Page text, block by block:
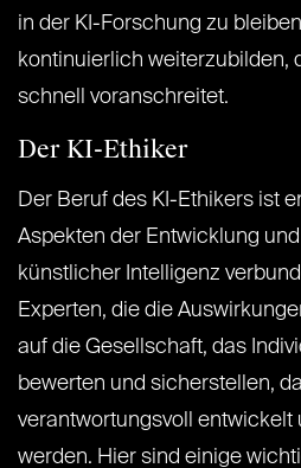
in der KI-Forschung zu
kontinuierlich weiterzubilden,
schnell voranschreitet.
Der KI-Ethiker
Der Beruf des KI-Ethikers ist
Aspekten der Entwicklung
künstlicher Intelligenz
Experten, die die
auf die Gesellschaft, das
bewerten und sicherstellen,
verantwortungsvoll entwickelt
werden. Hier sind einige